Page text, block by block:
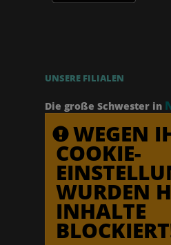
UNSERE FILIALEN
Die große Schwester in
WEGEN
COOKIE-
WURDEN
INHALTE